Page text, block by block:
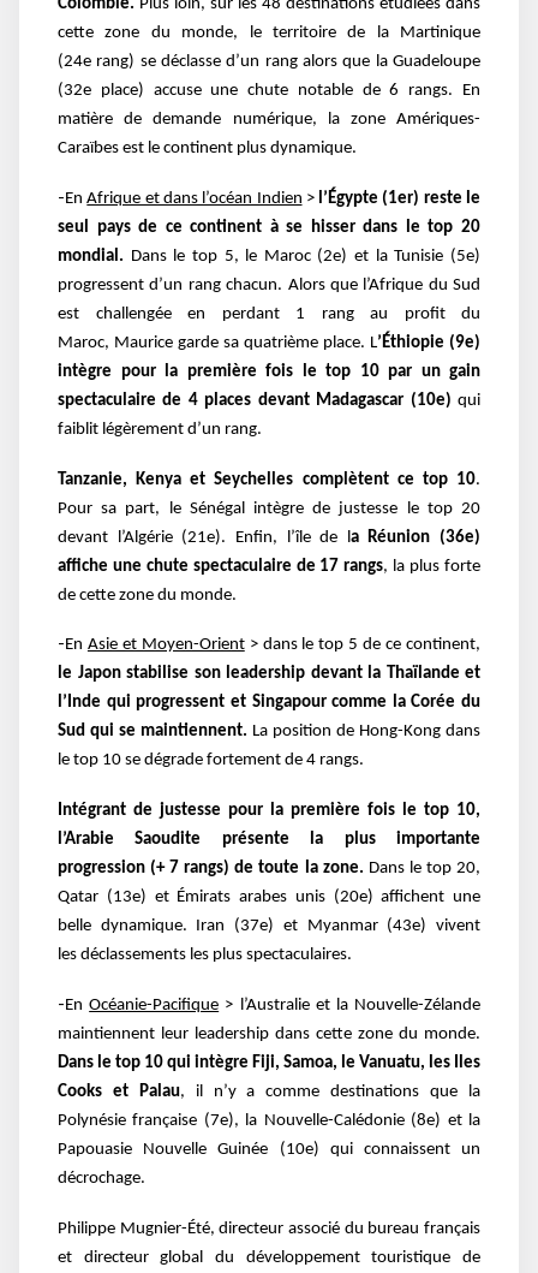
Colombie. Plus loin, sur les 48 destinations étudiées dans
cette zone du monde, le territoire de la Martinique
(24e rang) se déclasse d’un rang alors que la Guadeloupe
(32e place) accuse une chute notable de 6 rangs. En
matièrede demande numérique, la zone Amériques-
Caraïbes est le continent plus dynamique.
-EnAfrique et dans l’océan Indien > l’Égypte (1er) reste le
seul pays de ce continent à se hisserdans le top 20
mondial. Dans le top 5, le Maroc (2e) et la Tunisie (5e)
progressent d’un rangchacun. Alors que l’Afrique du Sud
est challengée en perdant 1 rang au profit du
Maroc, Maurice garde sa quatrième place. L’Éthiopie (9e)
intègre pour la première fois le top 10 par un gain
spectaculaire de 4 places devant Madagascar (10e) qui
faiblit légèrement d’un rang.
Tanzanie, Kenya et Seychelles complètent ce top 10.
Pour sa part, le Sénégal intègre de justesse le top 20
devant l’Algérie (21e). Enfin, l’île de l a Réunion (36e)
affiche une chute spectaculaire de 17 rangs, la plus forte
de cette zone du monde.
-En Asie et Moyen-Orient> dans le top 5 de ce continent,
le Japon stabilise son leadership devant la Thaïlande et
l’Inde qui progressent et Singapour comme la Corée du
Sud qui se maintiennent. La position de Hong-Kong dans
le top 10 se dégrade fortement de 4 rangs.
Intégrant de justesse pour la première fois le top 10,
l’Arabie Saoudite présente la plus importante
progression (+ 7 rangs) de toute la zone. Dans le top 20,
Qatar (13e) et Émirats arabes unis (20e) affichent une
belle dynamique. Iran (37e) et Myanmar (43e) vivent
les déclassements les plus spectaculaires.
-EnOcéanie-Pacifique > l’Australie et la Nouvelle-Zélande
maintiennent leur leadership dans cette zone du monde.
Dans le top 10 qui intègre Fiji, Samoa, le Vanuatu, les Iles
Cooks et Palau, il n’y a comme destinations que la
Polynésie française (7e), la Nouvelle-Calédonie (8e) et la
Papouasie Nouvelle Guinée (10e) qui connaissent un
décrochage.
Philippe Mugnier-Été, directeur associé du bureau français
et directeur global du développement touristique de